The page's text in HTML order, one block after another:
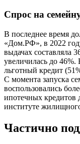
Спрос на
В последнее время
«Дом.РФ», в 2022
выдачах составляла
увеличилась до
льготный кредит
С момента запуска
воспользовались
ипотечных кредитов
институте
Частично